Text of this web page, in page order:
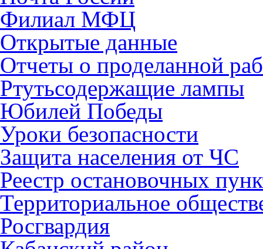
Филиал МФЦ
Открытые данные
Отчеты о проделанной
Ртутьсодержащие лампы
Юбилей Победы
Уроки безопасности
Защита населения от ЧС
Реестр остановочных
Территориальное
Росгвардия